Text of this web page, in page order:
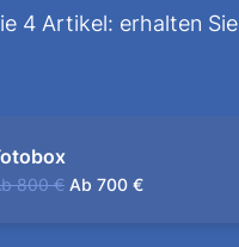
4 Artikel: erhalten Sie
800 € Ab 700 €